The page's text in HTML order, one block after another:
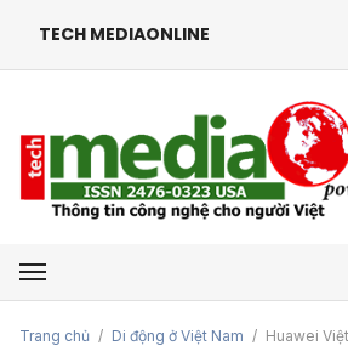
TECH MEDIAONLINE
Mở menu
Trang chủ / Di động ở Việt Nam / Huawei